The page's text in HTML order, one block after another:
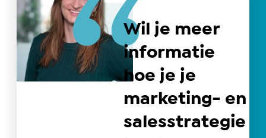
Wil je meer
informatie
hoe je je
marketing- en
salesstrategie